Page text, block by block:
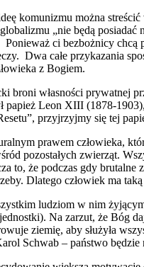
komunizmu można
„nie będą
ci bezbożnicy
Dwa całe przykazania
z Bogiem.
broni własności prywatnej
Leon XIII (1878-
przyjrzyjmy się tej
prawem człowieka,
pozostałych zwierząt.
to, że podczas gdy
Dlatego człowiek ma
ludziom w nim
Na zarzut, że Bóg
ziemię, aby służyła
Schwab – państwo